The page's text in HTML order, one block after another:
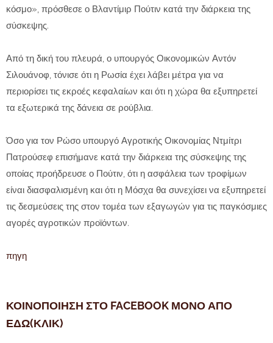
κόσμο», πρόσθεσε ο Βλαντίμιρ Πούτιν κατά την διάρκεια της
σύσκεψης.
Από τη δική του πλευρά, ο υπουργός Οικονομικών Αντόν
Σιλουάνοφ, τόνισε ότι η Ρωσία έχει λάβει μέτρα για να
περιορίσει τις εκροές κεφαλαίων και ότι η χώρα θα εξυπηρετεί
τα εξωτερικά της δάνεια σε ρούβλια.
Όσο για τον Ρώσο υπουργό Αγροτικής Οικονομίας Ντμίτρι
Πατρούσεφ επισήμανε κατά την διάρκεια της σύσκεψης της
οποίας προήδρευσε ο Πούτιν, ότι η ασφάλεια των τροφίμων
είναι διασφαλισμένη και ότι η Μόσχα θα συνεχίσει να εξυπηρετεί
τις δεσμεύσεις της στον τομέα των εξαγωγών για τις παγκόσμιες
αγορές αγροτικών προϊόντων.
πηγη
ΚΟΙΝΟΠΟΙΗΣΗ ΣΤΟ FACEBOOK ΜΟΝΟ ΑΠΟ
ΕΔΩ(ΚΛΙΚ)